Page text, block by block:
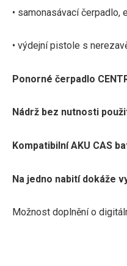
• samonasávací čerpadlo,
• výdejní pistole s
Ponorné čerpadlo
Nádrž bez nutnosti
Kompatibilní AKU CAS
Na jedno nabití dokáže
Možnost doplnění o